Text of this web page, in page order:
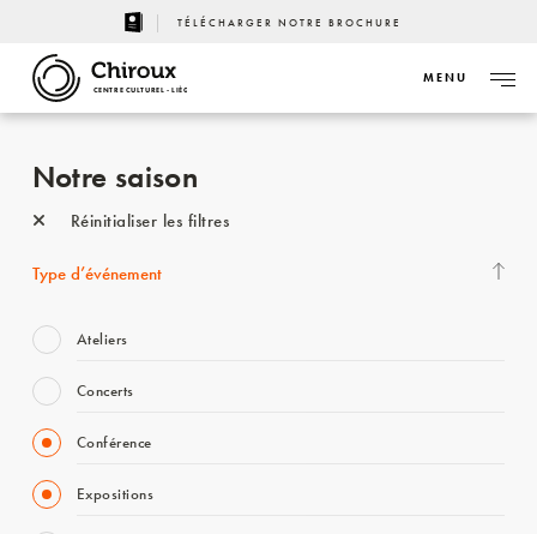
TÉLÉCHARGER NOTRE BROCHURE
CENTRE CULTUREL - LIÈGE
MENU
Notre saison
Réinitialiser les filtres
Type d’événement
Ateliers
Concerts
Conférence
Expositions